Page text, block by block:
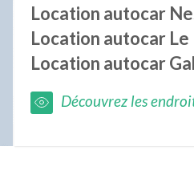
Location autocar
Location autocar
Location autocar
Découvrez les